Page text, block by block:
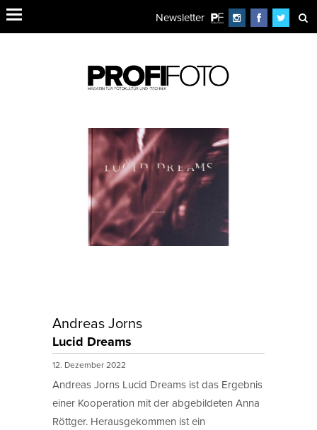
Newsletter
Andreas Jorns
Lucid Dreams
12. Dezember 2022
Andreas Jorns Lucid Dreams ist das Ergebnis
einer Kooperation mit der abgebildeten Anna
Röttger. Herausgekommen ist ein